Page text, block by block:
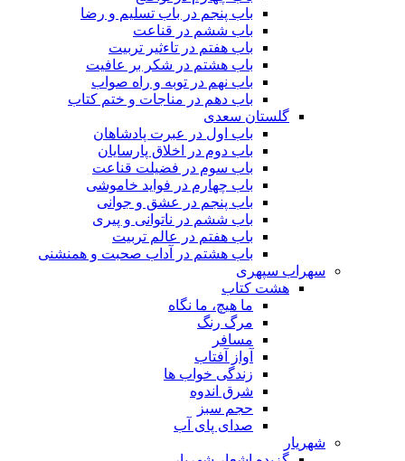
باب پنجم در باب تسلیم و رضا
باب ششم در قناعت
باب هفتم در تاءثیر تربیت
باب هشتم در شکر بر عافیت
باب نهم در توبه و راه صواب
باب دهم در مناجات و ختم کتاب
گلستان سعدی
باب اول در عبرت پادشاهان
باب دوم در اخلاق پارسایان
باب سوم در فضیلت قناعت
باب چهارم در فواید خاموشى
باب پنجم در عشق و جوانى
باب ششم در ناتوانى و پیرى
باب هفتم در عالم تربیت
باب هشتم در آداب صحبت و همنشنى
سهراب سپهری
هشت کتاب
ما هیچ، ما نگاه
مرگ رنگ
مسافر
آواز آفتاب
زندگی خواب ها
شرق اندوه
حجم سبز
صدای پای آب
شهریار